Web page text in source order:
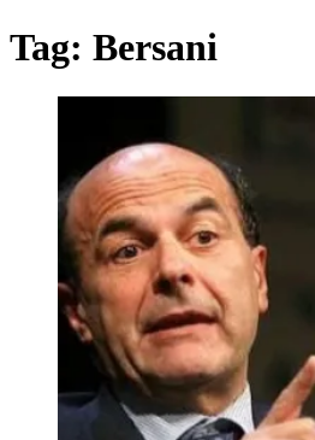
Tag: Bersani